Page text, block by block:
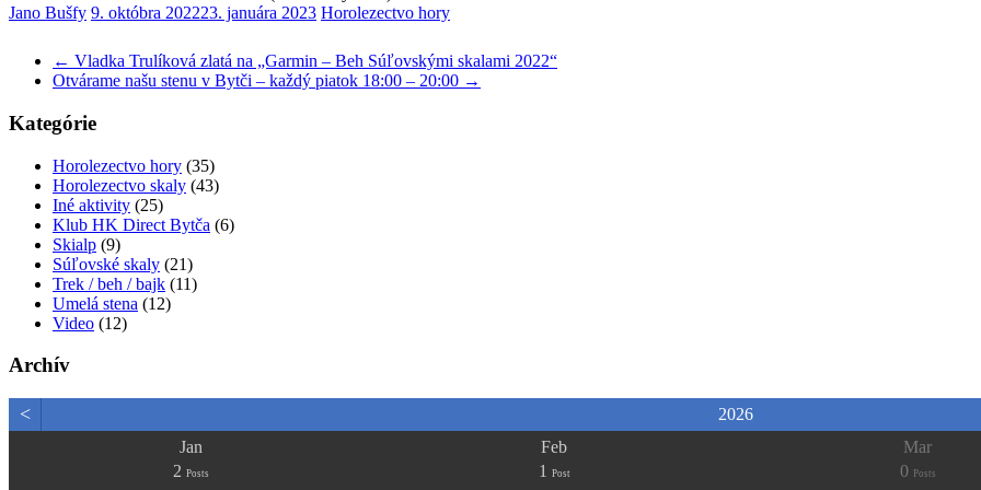
Jano Bušfy 9. októbra 202223. januára 2023 Horolezectvo hory
← Vladka Trulíková zlatá na „Garmin – Beh Súľovskými skalami 2022“
Otvárame našu stenu v Bytči – každý piatok 18:00 – 20:00 →
Kategórie
Horolezectvo hory (35)
Horolezectvo skaly (43)
Iné aktivity (25)
Klub HK Direct Bytča (6)
Skialp (9)
Súľovské skaly (21)
Trek / beh / bajk (11)
Umelá stena (12)
Video (12)
Archív
< 2026
Jan
2 Posts
Feb
1
Post
Mar
0
Posts